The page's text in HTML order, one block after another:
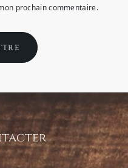
prochain commentaire.